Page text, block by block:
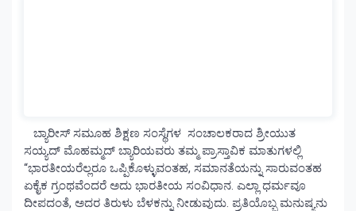
ಬ್ಯಾರೀಸ್ ಸಮೂಹ ಶಿಕ್ಷಣ ಸಂಸ್ಥೆಗಳ ಸಂಚಾಲಕರಾದ ಶ್ರೀಯುತ
ಸಯ್ಯದ್ ಮೊಹಮ್ಮದ್ ಬ್ಯಾರಿಯವರು ತಮ್ಮ ಪ್ರಾಸ್ತಾವಿಕ ಮಾತುಗಳಲ್ಲಿ
“ಭಾರತೀಯರೆಲ್ಲರೂ ಒಪ್ಪಿಕೊಳ್ಳುವಂತಹ, ಸಮಾನತೆಯನ್ನು ಸಾರುವಂತಹ
ಏಕೈಕ ಗ್ರಂಥವೆಂದರೆ ಅದು ಭಾರತೀಯ ಸಂವಿಧಾನ. ಎಲ್ಲಾ ಧರ್ಮವೂ
ದೀಪದಂತೆ, ಅದರ ತಿರುಳು ಬೆಳಕನ್ನು ನೀಡುವುದು. ಪ್ರತಿಯೊಬ್ಬ ಮನುಷ್ಯನು